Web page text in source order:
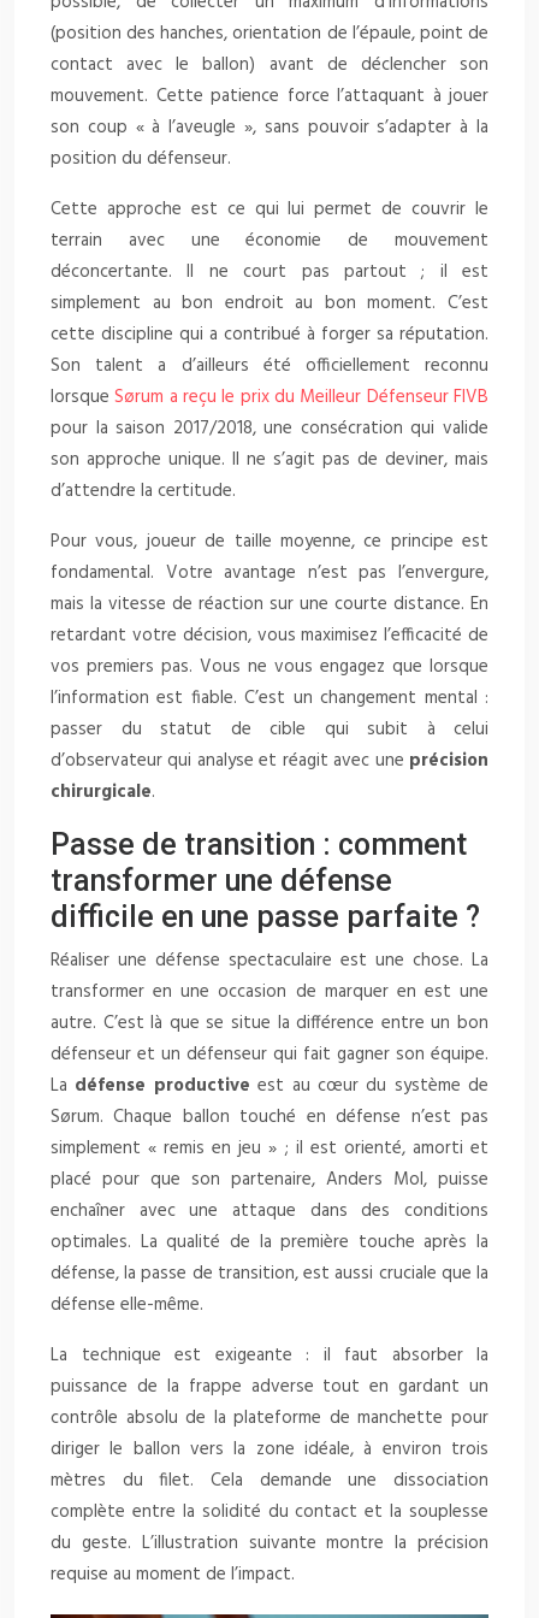
(position des hanches, orientation de l’épaule, point de
contact avec le ballon) avant de déclencher son
mouvement. Cette patience force l’attaquant à jouer
son coup « à l’aveugle », sans pouvoir s’adapter à la
position du défenseur.
Cette approche est ce qui lui permet de couvrir le
terrain avec une économie de mouvement
déconcertante. Il ne court pas partout ; il est
simplement au bon endroit au bon moment. C’est
cette discipline qui a contribué à forger sa réputation.
Son talent a d’ailleurs été officiellement reconnu
lorsqueSørum a reçu le prix du Meilleur Défenseur FIVB
pour la saison 2017/2018, une consécration qui valide
son approche unique. Il ne s’agit pas de deviner, mais
d’attendre la certitude.
Pour vous, joueur de taille moyenne, ce principe est
fondamental. Votre avantage n’est pas l’envergure,
mais la vitesse de réaction sur une courte distance. En
retardant votre décision, vous maximisez l’efficacité de
vos premiers pas. Vous ne vous engagez que lorsque
l’information est fiable. C’est un changement mental :
passer du statut de cible qui subit à celui
d’observateur qui analyse et réagit avec une précision
chirurgicale.
Passe de transition : comment
transformer une défense
difficile en une passe parfaite ?
Réaliser une défense spectaculaire est une chose. La
transformer en une occasion de marquer en est une
autre. C’est là que se situe la différence entre un bon
défenseur et un défenseur qui fait gagner son équipe.
La défense productive est au cœur du système de
Sørum. Chaque ballon touché en défense n’est pas
simplement « remis en jeu » ; il est orienté, amorti et
placé pour que son partenaire, Anders Mol, puisse
enchaîner avec une attaque dans des conditions
optimales. La qualité de la première touche après la
défense, la passe de transition, est aussi cruciale que la
défense elle-même.
La technique est exigeante : il faut absorber la
puissance de la frappe adverse tout en gardant un
contrôle absolu de la plateforme de manchette pour
diriger le ballon vers la zone idéale, à environ trois
mètres du filet. Cela demande une dissociation
complète entre la solidité du contact et la souplesse
du geste. L’illustration suivante montre la précision
requise au moment de l’impact.